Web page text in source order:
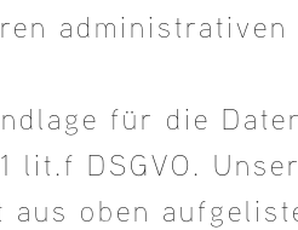
administrativen
für die
lit.f DSGVO.
aus oben